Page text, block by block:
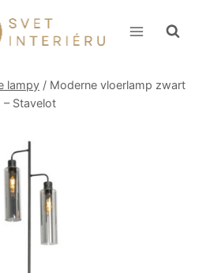
lampy / Moderne vloerlamp zwart
Stavelot